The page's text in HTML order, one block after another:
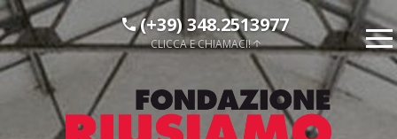
(+39) 348.2513977
CLICCA E CHIAMACI!